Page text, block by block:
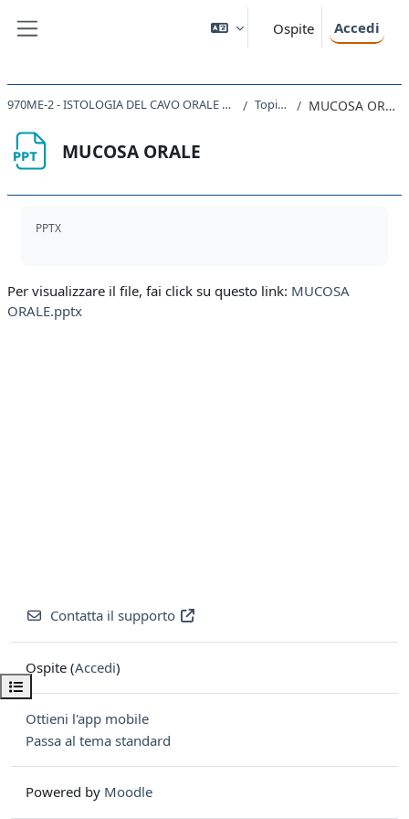
Ospite Accedi
Apri indice del corso
970ME-2 - ISTOLOGIA DEL CAVO ORALE 2019 Topic 1 MUCOSA ORALE
MUCOSA ORALE
PPTX
Per visualizzare il file, fai click su questo link: MUCOSA
ORALE.pptx
Contatta il supporto
Ospite (Accedi)
Ottieni l'app mobile
Passa al tema standard
Powered by Moodle